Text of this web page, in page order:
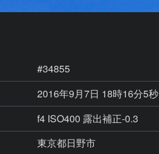
#34855
2016年9月7日 18時16分5秒
f4 ISO400 露出補正-0.3
東京都日野市